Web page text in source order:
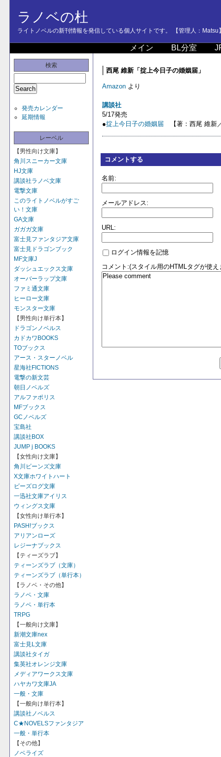
ラノベの杜
ライトノベルの新刊情報を発信している個人サイトです。 【管理人：Matsu
メイン BL分室
検索
発売カレンダー
延期情報
レーベル
【男性向け文庫】
角川スニーカー文庫
HJ文庫
講談社ラノベ文庫
電撃文庫
このライトノベルがすご
い！文庫
GA文庫
ガガガ文庫
富士見ファンタジア文庫
富士見ドラゴンブック
MF文庫J
ダッシュエックス文庫
オーバーラップ文庫
ファミ通文庫
ヒーロー文庫
モンスター文庫
【男性向け単行本】
ドラゴンノベルス
カドカワBOOKS
TOブックス
アース・スターノベル
星海社FICTIONS
電撃の新文芸
朝日ノベルズ
アルファポリス
MFブックス
GCノベルズ
宝島社
講談社BOX
JUMP j BOOKS
【女性向け文庫】
角川ビーンズ文庫
X文庫ホワイトハート
ビーズログ文庫
一迅社文庫アイリス
ウィングス文庫
【女性向け単行本】
PASH!ブックス
アリアンローズ
レジーナブックス
【ティーズラブ】
ティーンズラブ（文庫）
ティーンズラブ（単行本）
【ラノベ・その他】
ラノベ・文庫
ラノベ・単行本
TRPG
【一般向け文庫】
新潮文庫nex
富士見L文庫
講談社タイガ
集英社オレンジ文庫
メディアワークス文庫
ハヤカワ文庫JA
一般・文庫
【一般向け単行本】
講談社ノベルス
C★NOVELSファンタジア
一般・単行本
【その他】
ノベライズ
西尾 維新「掟上今日子の婚姻届」
Amazon より
講談社
5/17発売
●掟上今日子の婚姻届 【著：西尾 維新
コメントする
名前:
メールアドレス:
URL:
ログイン情報を記憶
コメント:(スタイル用のHTMLタグが使え